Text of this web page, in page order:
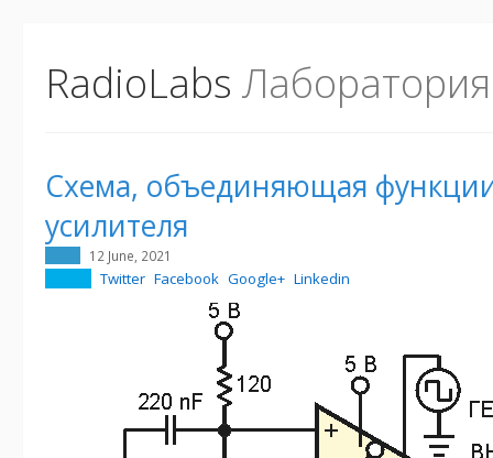
RadioLabs
Схема, объединяющая
усилителя
12 June, 2021
Twitter Facebook Google+ Linkedin